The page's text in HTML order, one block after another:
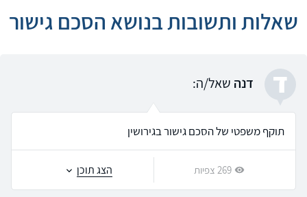
שאלות ותשובות בנושא הסכם גישור
ד דנה שאל/ה:
תוקף משפטי של הסכם גישור בגירושין
269 צפיות הצג תוכן